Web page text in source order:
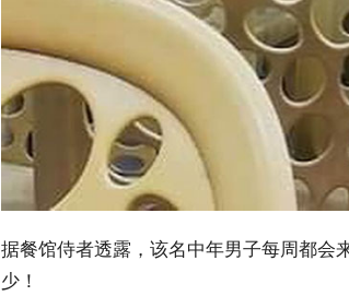
据餐馆侍者透露，该名中年男子每周都
少！